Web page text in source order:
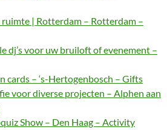
| Rotterdam – Rotterdam –
dj’s voor uw bruiloft of evenement –
cards – ‘s-Hertogenbosch – Gifts
voor diverse projecten – Alphen aan
Show – Den Haag – Activity